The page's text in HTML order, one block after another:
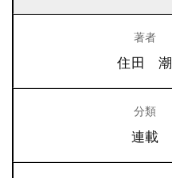
住田 潮
連載